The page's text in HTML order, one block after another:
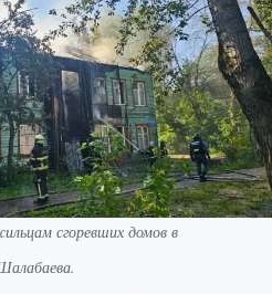
сгоревших домов в